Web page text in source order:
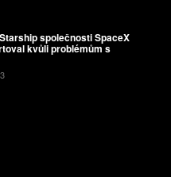
společnosti SpaceX
kvůli problémům s